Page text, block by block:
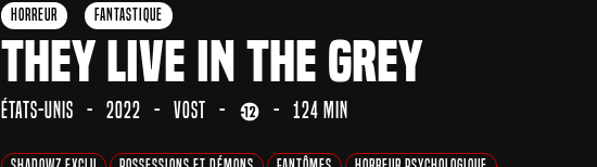
Horreur Fantastique
They Live in the Grey
États-Unis 2022 VOST 124 min